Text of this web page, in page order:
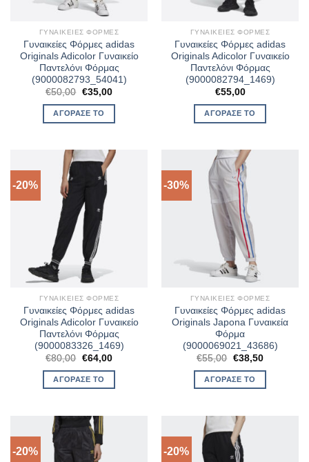
ΓΥΝΑΙΚΕΊΕΣ ΦΌΡΜΕΣ
Γυναικείες Φόρμες adidas
Originals Adicolor Γυναικείο
Παντελόνι Φόρμας
(9000082793_54041)
€50,00 Original
was:
€50,00.
€35,00Η
ΑΓΌΡΑΣΈ ΤΟ
ΓΥΝΑΙΚΕΊΕΣ ΦΌΡΜΕΣ
Γυναικείες Φόρμες adidas
Originals Adicolor Γυναικείο
Παντελόνι Φόρμας
(9000082794_1469)
€55,00
ΑΓΌΡΑΣΈ ΤΟ
-20%
ΓΥΝΑΙΚΕΊΕΣ ΦΌΡΜΕΣ
Γυναικείες Φόρμες adidas
Originals Adicolor Γυναικείο
Παντελόνι Φόρμας
(9000083326_1469)
€80,00 Original
was:
€80,00.
€64,00Η
ΑΓΌΡΑΣΈ ΤΟ
-30%
ΓΥΝΑΙΚΕΊΕΣ ΦΌΡΜΕΣ
Γυναικείες Φόρμες adidas
Originals Japona Γυναικεία
Φόρμα
(9000069021_43686)
€55,00 Original
was:
€55,00.
€38,50Η
ΑΓΌΡΑΣΈ ΤΟ
-20% -20%